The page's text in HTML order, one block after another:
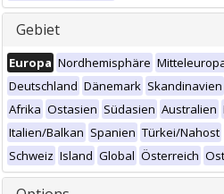
Gebiet
Europa Nordhemisphäre
Deutschland Dänemark Skandinavien
Afrika Ostasien Südasien Australien
Italien/Balkan Spanien Türkei/Nahost
Schweiz Island Global Österreich